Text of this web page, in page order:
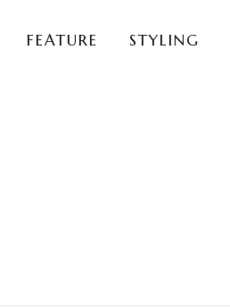
FEATURE STYLING